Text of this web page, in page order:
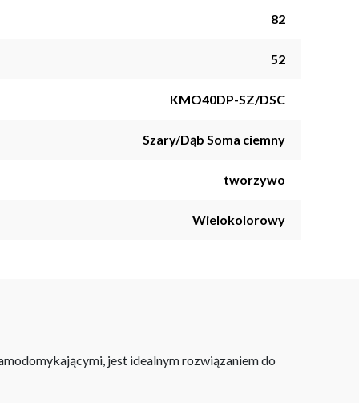
82
52
KMO40DP-SZ/DSC
Szary/Dąb Soma ciemny
tworzywo
Wielokolorowy
jest idealnym rozwiązaniem do